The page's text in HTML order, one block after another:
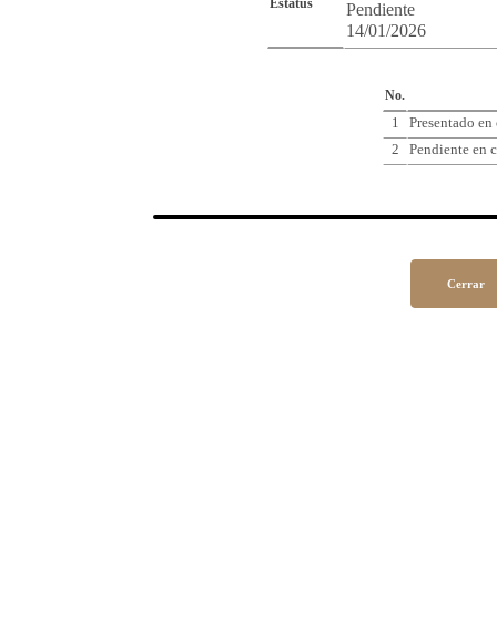
Estatus
Pendiente
14/01/2026
No.
1
Presentado
2
Pendiente en
Cerrar